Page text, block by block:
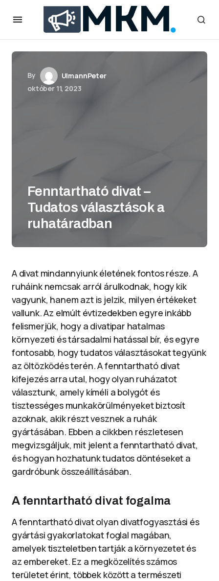
By
UlmannPeter
október 11, 2023
Fenntartható divat –
Tudatos választások a
ruhatáradban
A divat mindannyiunk életének fontos része. A
ruháink nemcsak arról árulkodnak, hogy kik
vagyunk, hanem azt is jelzik, milyen értékeket
vallunk. Az elmúlt évtizedekben egyre inkább
felismerjük, hogy a divatipar hatalmas
környezeti és társadalmi hatással bír, és egyre
fontosabb, hogy tudatos választásokat tegyünk
az öltözködés terén. A fenntartható divat
kifejezés arra utal, hogy olyan ruházatot
választunk, amely kíméli a bolygót és
tisztességes munkakörülményeket biztosít
azoknak, akik részt vesznek a ruhák
gyártásában. Ebben a cikkben részletesen
megvizsgáljuk, mit jelent a fenntartható divat,
és hogyan hozhatunk tudatos döntéseket a
gardróbunk összeállításában.
A fenntartható divat fogalma
A fenntartható divat olyan divatfogyasztási és
gyártási gyakorlatokat foglal magában,
amelyek tiszteletben tartják a környezetet és
az embereket. Ez a megközelítés számos
területet érint, többek között a természeti